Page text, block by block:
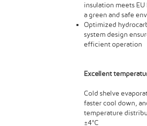
insulation meets
a green and safe
Optimized
system design
efficient operation
Excellent
Cold shelve
faster cool down,
temperature
±4°C